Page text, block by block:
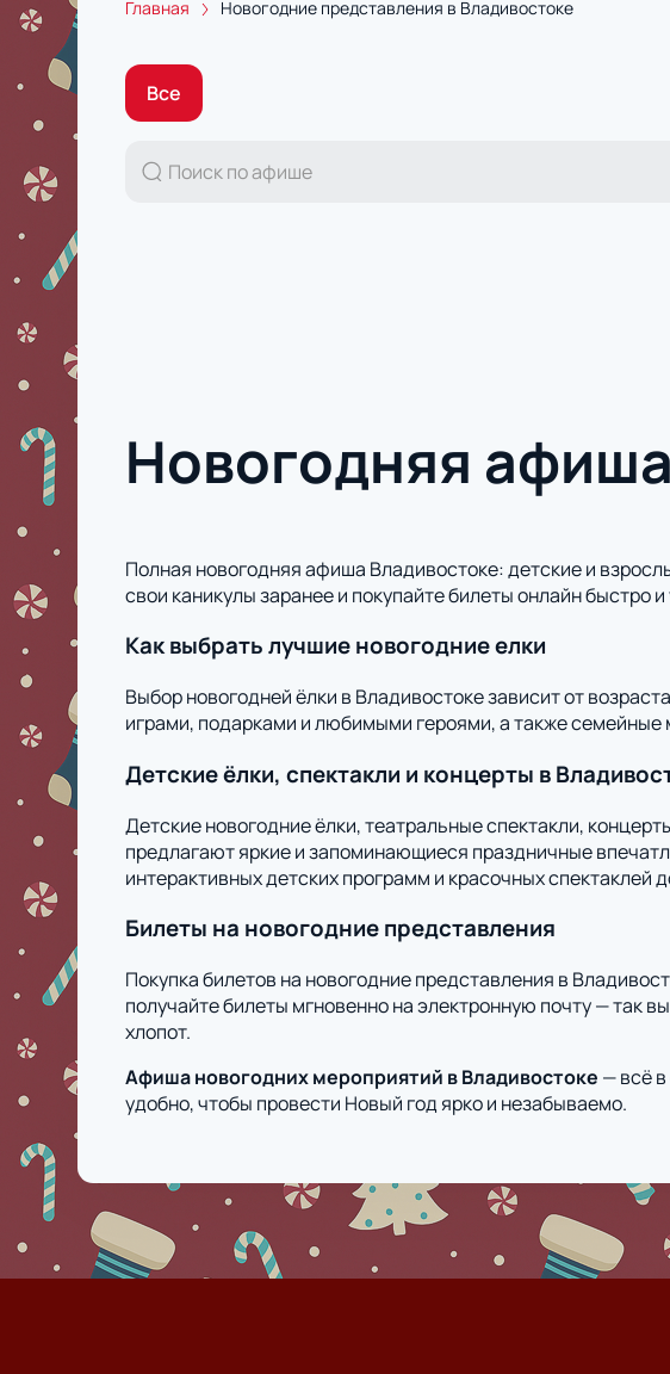
Главная Новогодние представления в Владивостоке
Все
Новогодняя
Полная новогодняя афиша Владивостоке: детские и
свои каникулы заранее и покупайте билеты онлайн быстро
Как выбрать лучшие новогодние елки
Выбор новогодней ёлки в Владивостоке зависит от
играми, подарками и любимыми героями, а также
Детские ёлки, спектакли и концерты в
Детские новогодние ёлки, театральные спектакли,
предлагают яркие и запоминающиеся праздничные
интерактивных детских программ и красочных
Билеты на новогодние представления
Покупка билетов на новогодние представления в
получайте билеты мгновенно на электронную почту — так
хлопот.
Афиша новогодних мероприятий в Владивостоке — всё
удобно, чтобы провести Новый год ярко и незабываемо.